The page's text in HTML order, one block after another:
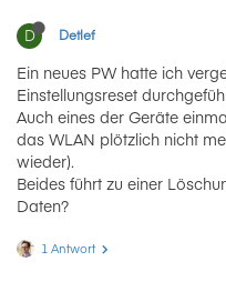
D Detlef
Ein neues PW hatte ich
Einstellungsreset
Auch eines der Geräte
das WLAN plötzlich nicht
wieder).
Beides führt zu einer
Daten?
1 Antwort